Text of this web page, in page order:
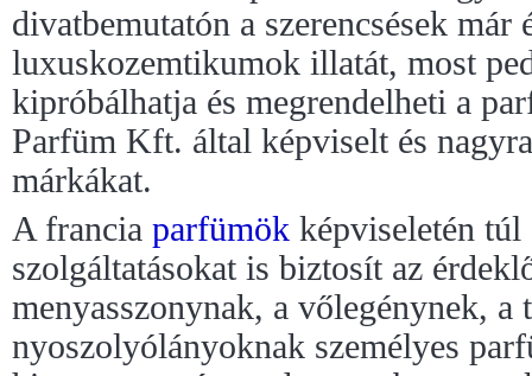
divatbemutatón a szerencsések már
luxuskozemtikumok illatát, most
kipróbálhatja és megrendelheti a
Parfüm Kft. által képviselt és
márkákat.
A francia parfümök képviseletén túl
szolgáltatásokat is biztosít az
menyasszonynak, a vőlegénynek, a
nyoszolyólányoknak személyes